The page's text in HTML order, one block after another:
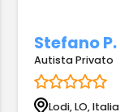
Stefano P.
Autista Privato
Lodi, LO, Italia